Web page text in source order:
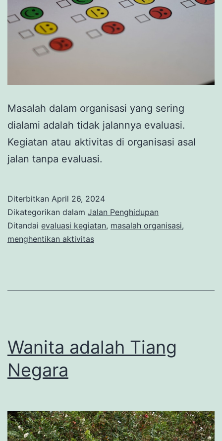
Masalah dalam organisasi yang sering
dialami adalah tidak jalannya evaluasi.
Kegiatan atau aktivitas di organisasi asal
jalan tanpa evaluasi.
Diterbitkan April 26, 2024
Dikategorikan dalam Jalan Penghidupan
Ditandai evaluasi kegiatan, masalah organisasi,
menghentikan aktivitas
Wanita adalah Tiang
Negara